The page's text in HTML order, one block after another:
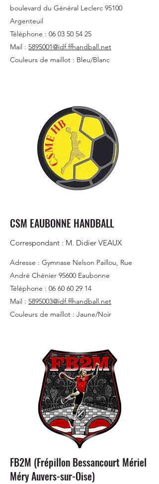
boulevard du Général Leclerc 95100
Argenteuil
Téléphone : 06 03 50 54 25
Mail : 5895001@idf.ffhandball.net
Couleurs de maillot : Bleu/Blanc
CSM EAUBONNE HANDBALL
Correspondant : M. Didier VEAUX
Adresse : Gymnase Nelson Paillou, Rue
André Chénier 95600 Eaubonne
Téléphone : 06 60 60 29 14
Mail : 5895003@idf.ffhandball.net
Couleurs de maillot : Jaune/Noir
FB2M (Frépillon Bessancourt Mériel
Méry Auvers-sur-Oise)